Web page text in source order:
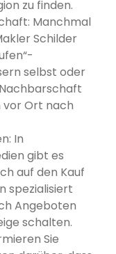
zu finden.
Manchmal
Schilder
selbst oder
vor Ort nach
In
gibt es
auf den Kauf
spezialisiert
Angeboten
schalten.
Sie